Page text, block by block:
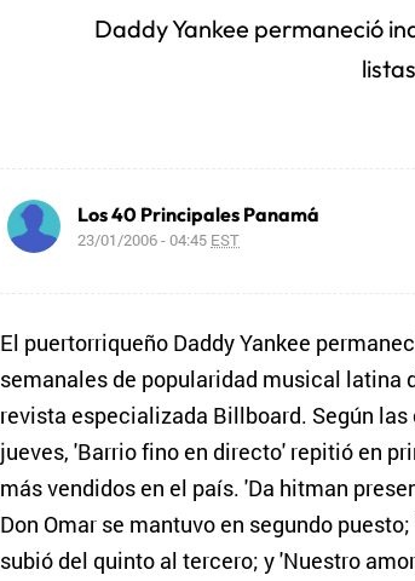
Daddy Yankee permaneció
Los 40 Principales Panamá
23/01/2006 - 04:45 EST
El puertorriqueño Daddy Yankee
semanales de popularidad musical latina
revista especializada Billboard. Según
jueves, 'Barrio fino en directo' repitió en
más vendidos en el país. 'Da hitman
Don Omar se mantuvo en segundo
subió del quinto al tercero; y 'Nuestro